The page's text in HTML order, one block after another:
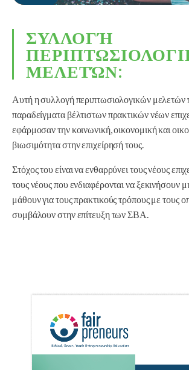
ΣΥΛΛΟΓΉ
ΜΕΛΕΤΏΝ:
Αυτή η συλλογή περιπτωσιολογικών μελετών
παραδείγματα βέλτιστων πρακτικών νέων
εφάρμοσαν την κοινωνική, οικονομική και
βιωσιμότητα στην επιχείρησή τους.
Στόχος του είναι να ενθαρρύνει τους νέους
τους νέους που ενδιαφέρονται να ξεκινήσουν
μάθουν για τους πρακτικούς τρόπους με τους
συμβάλουν στην επίτευξη των ΣΒΑ.